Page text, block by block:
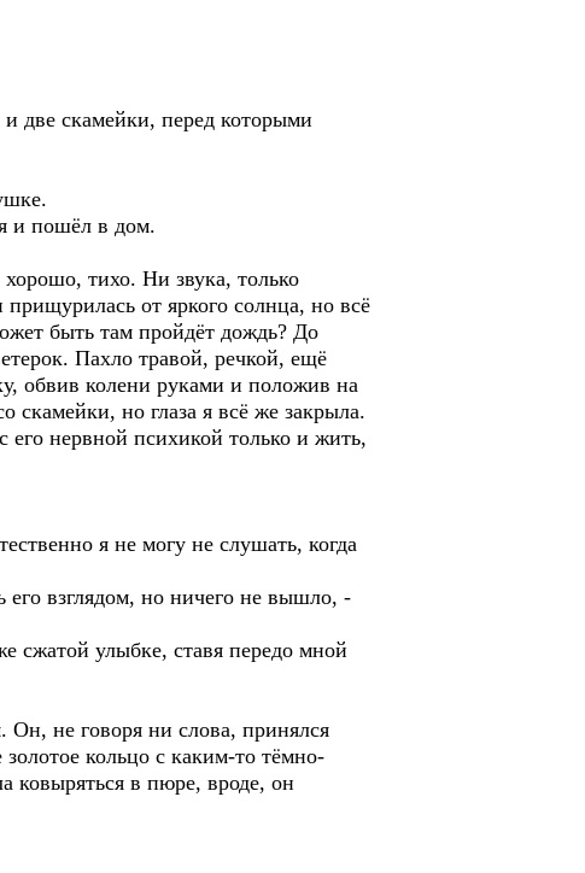
две скамейки, перед которыми
и пошёл в дом.
тихо. Ни звука, только
от яркого солнца, но всё
быть там пройдёт дождь? До
Пахло травой, речкой, ещё
обвив колени руками и положив на
скамейки, но глаза я всё же закрыла.
нервной психикой только и жить,
я не могу не слушать, когда
его взглядом, но ничего не вышло, -
сжатой улыбке, ставя передо мной
Он, не говоря ни слова, принялся
кольцо с каким-то тёмно-
ковыряться в пюре, вроде, он